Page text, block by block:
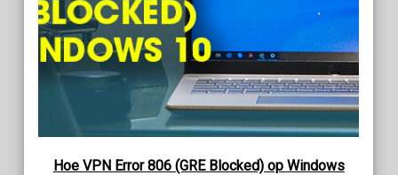
Hoe VPN Error 806 (GRE Blocked) op Windows